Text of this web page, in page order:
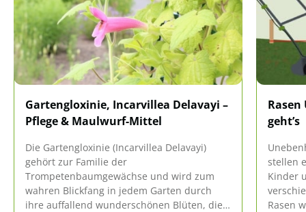
Gartengloxinie, Incarvillea Delavayi –
Pflege & Maulwurf-Mittel
Die Gartengloxinie (Incarvillea Delavayi)
gehört zur Familie der
Trompetenbaumgewächse und wird zum
wahren Blickfang in jedem Garten durch
ihre auffallend wunderschönen Blüten, die
geht’s
stellen
Kinder
Rasen